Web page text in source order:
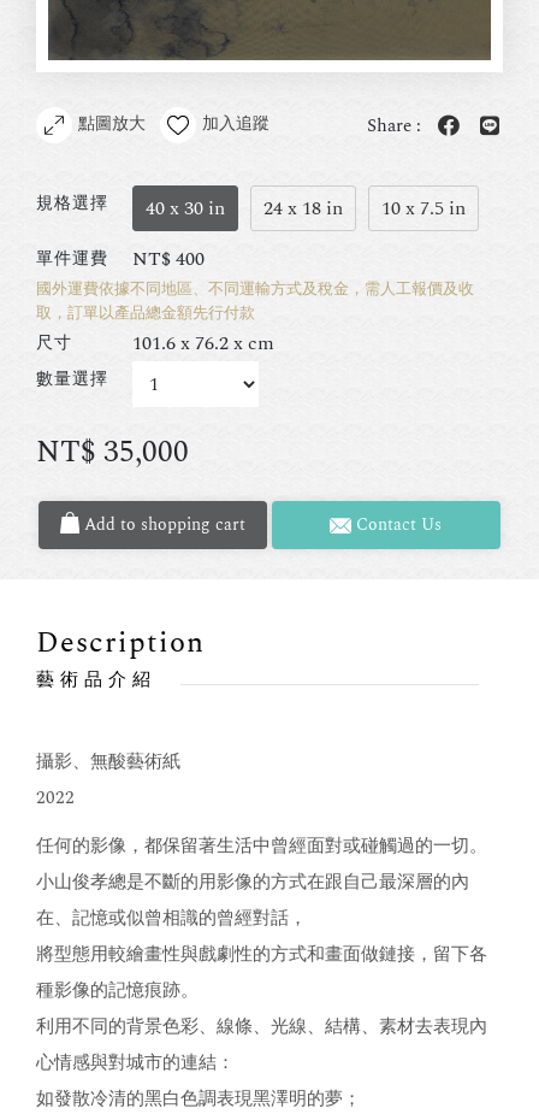
點圖放大 加入追蹤 Share :
規格選擇 40 x 30 in 24 x 18 in 10 x 7.5 in
單件運費 NT$400
國外運費依據不同地區、不同運輸方式及稅金，需人工報價及收
取，訂單以產品總金額先行付款
尺寸 101.6 x 76.2 x cm
數量選擇
NT$35,000
Add to shopping cart Contact Us
Description
藝術品介紹
攝影、無酸藝術紙
2022
任何的影像，都保留著生活中曾經面對或碰觸過的一切。
小山俊孝總是不斷的用影像的方式在跟自己最深層的內
在、記憶或似曾相識的曾經對話，
將型態用較繪畫性與戲劇性的方式和畫面做鏈接，留下各
種影像的記憶痕跡。
利用不同的背景色彩、線條、光線、結構、素材去表現內
心情感與對城市的連結：
如發散冷清的黑白色調表現黑澤明的夢；